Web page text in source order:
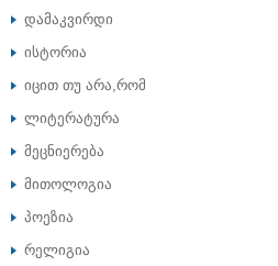
დამაკვირდი
ისტორია
იცით თუ არა,რომ
ლიტერატურა
მეცნიერება
მითოლოგია
პოეზია
რელიგია